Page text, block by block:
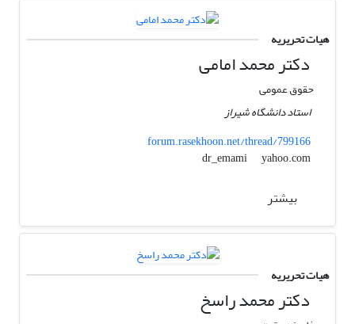
هیات تحریریه
دکتر محمد امامی
حقوق عمومی
استاد دانشگاه شیراز
forum.rasekhoon.net/thread/799166
dr_emami
yahoo.com
بیشتر
هیات تحریریه
دکتر محمد راسخ